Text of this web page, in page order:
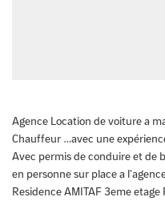
Agence Location de voiture a
Chauffeur …avec une
Avec permis de conduire et de
en personne sur place a
Residence AMITAF 3eme etage